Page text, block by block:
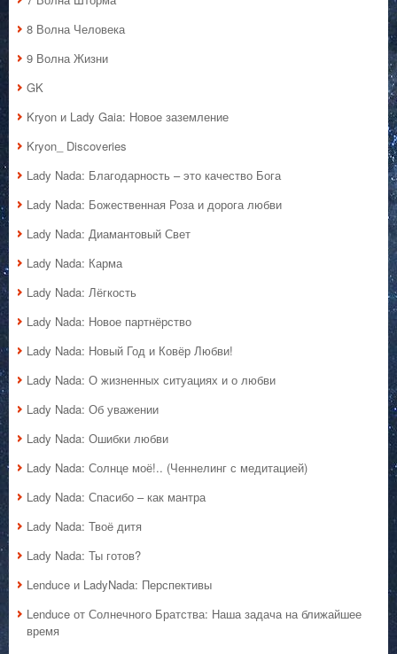
8 Волна Человека
9 Волна Жизни
GK
Kryon и Lady Gaia: Новое заземление
Kryon_ Discoveries
Lady Nada: Благодарность – это качество Бога
Lady Nada: Божественная Роза и дорога любви
Lady Nada: Диамантовый Свет
Lady Nada: Карма
Lady Nada: Лёгкость
Lady Nada: Новое партнёрство
Lady Nada: Новый Год и Ковёр Любви!
Lady Nada: О жизненных ситуациях и о любви
Lady Nada: Об уважении
Lady Nada: Ошибки любви
Lady Nada: Солнце моё!.. (Ченнелинг с медитацией)
Lady Nada: Спасибо – как мантра
Lady Nada: Твоё дитя
Lady Nada: Ты готов?
Lenduce и LadyNada: Перспективы
Lenduce от Солнечного Братства: Наша задача на ближайшее
время